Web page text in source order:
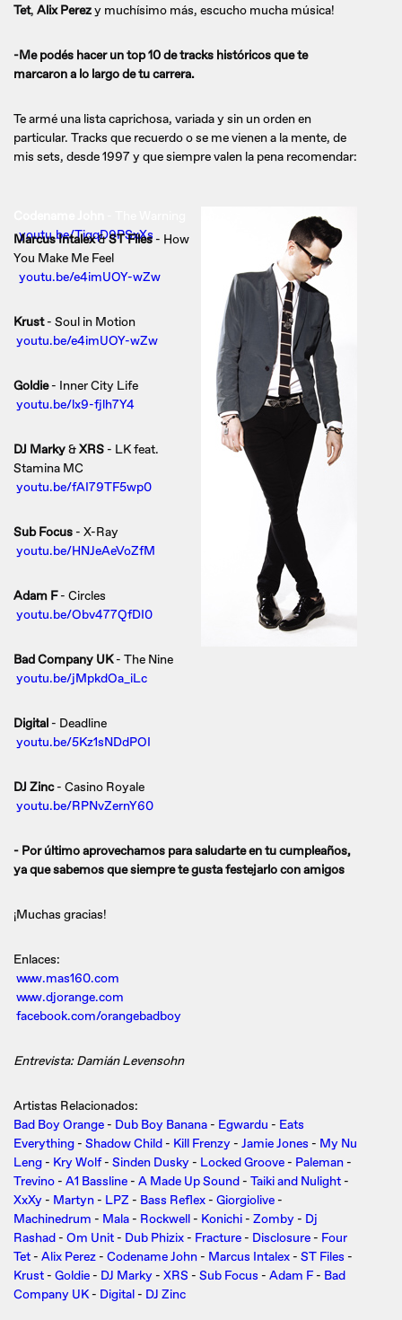
Tet, Alix Perezy muchísimo más, escucho mucha música!
-Me podés hacer un top 10 de tracks históricos que te
marcaron a lo largo de tu carrera.
Te armé una lista caprichosa, variada y sin un orden en
particular. Tracks que recuerdo o se me vienen a la mente, de
mis sets, desde 1997 y que siempre valen la pena recomendar:
youtu.be/TiqqD9PSxXs
Marcus Intalex&ST Files - How
You Make Me Feel
youtu.be/e4imUOY-wZw
Krust- Soul in Motion
youtu.be/e4imUOY-wZw
Goldie- Inner City Life
youtu.be/lx9-fjlh7Y4
DJ Marky&XRS - LK feat.
Stamina MC
youtu.be/fAI79TF5wp0
Sub Focus - X-Ray
youtu.be/HNJeAeVoZfM
Adam F- Circles
youtu.be/Obv477QfDI0
Bad Company UK- The Nine
youtu.be/jMpkdOa_iLc
Digital - Deadline
youtu.be/5Kz1sNDdPOI
DJ Zinc- Casino Royale
youtu.be/RPNvZernY60
- Por último aprovechamos para saludarte en tu cumpleaños,
ya que sabemos que siempre te gusta festejarlo con amigos
¡Muchas gracias!
Enlaces:
www.mas160.com
www.djorange.com
facebook.com/orangebadboy
Entrevista: Damián Levensohn
Artistas Relacionados:
Bad Boy Orange - Dub Boy Banana - Egwardu - Eats
Everything - Shadow Child - Kill Frenzy - Jamie Jones - My Nu
Leng - Kry Wolf- Sinden Dusky - Locked Groove - Paleman -
Trevino - A1 Bassline - A Made Up Sound - Taiki and Nulight -
XxXy - Martyn - LPZ - Bass Reflex - Giorgiolive -
Machinedrum - Mala - Rockwell - Konichi - Zomby - Dj
Rashad - Om Unit - Dub Phizix - Fracture - Disclosure - Four
Tet - Alix Perez - Codename John - Marcus Intalex - ST Files -
Krust - Goldie - DJ Marky - XRS - Sub Focus - Adam F- Bad
Company UK- Digital - DJ Zinc